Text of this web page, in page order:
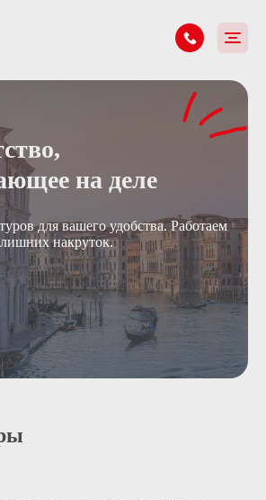
на деле
для вашего удобства. Работаем
накруток.